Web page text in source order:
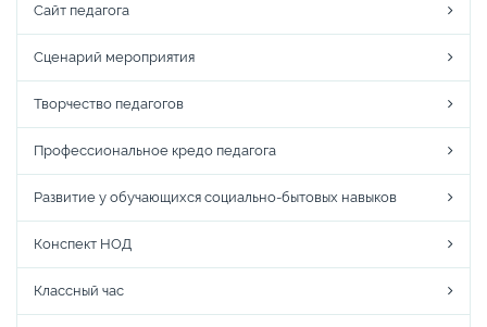
Сайт педагога
Сценарий мероприятия
Творчество педагогов
Профессиональное кредо педагога
Развитие у обучающихся социально-бытовых навыков
Конспект НОД
Классный час